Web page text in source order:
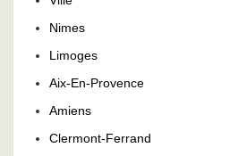
Nimes
Limoges
Aix-En-Provence
Amiens
Clermont-Ferrand